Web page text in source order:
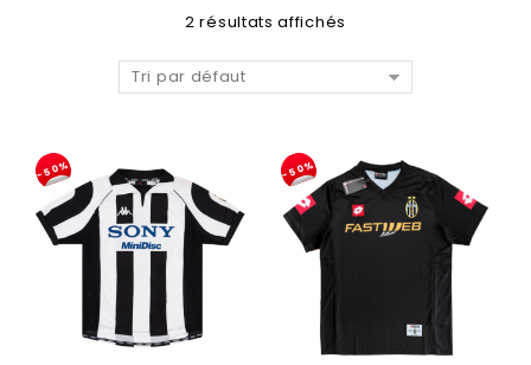
2 résultats affichés
Tri par défaut
-50% -50%